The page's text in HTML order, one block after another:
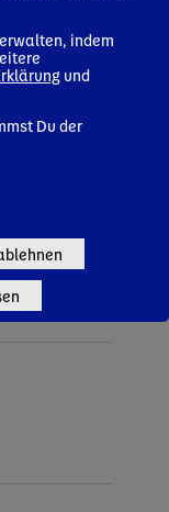
indem
und
Du der